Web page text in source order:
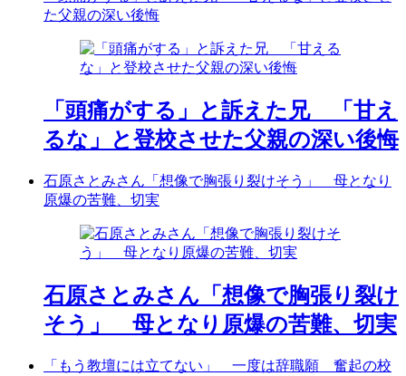
た父親の深い後悔
「頭痛がする」と訴えた兄 「甘え
るな」と登校させた父親の深い後悔
石原さとみさん「想像で胸張り裂けそう」 母となり
原爆の苦難、切実
石原さとみさん「想像で胸張り裂け
そう」 母となり原爆の苦難、切実
「もう教壇には立てない」 一度は辞職願 奮起の校